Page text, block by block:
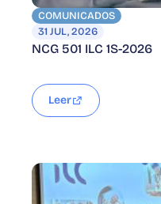
COMUNICADOS
31 JUL, 2026
NCG 501 ILC 1S-2026
Leer